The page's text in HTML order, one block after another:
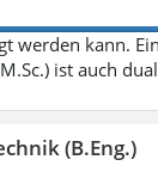
werden kann.
ist auch
(B.Eng.)